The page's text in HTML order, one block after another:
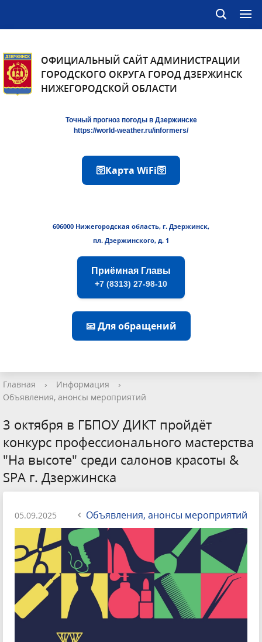
ОФИЦИАЛЬНЫЙ САЙТ АДМИНИСТРАЦИИ
ГОРОДСКОГО ОКРУГА ГОРОД ДЗЕРЖИНСК
НИЖЕГОРОДСКОЙ ОБЛАСТИ
Точный прогноз погоды в Дзержинске
https://world-weather.ru/informers/
🛜Карта WiFi🛜
606000 Нижегородская область, г. Дзержинск,
пл. Дзержинского, д. 1
Приёмная Главы
+7 (8313) 27-98-10
📧 Для обращений
Главная › Информация
›
Объявления, анонсы мероприятий
3 октября в ГБПОУ ДИКТ пройдёт
конкурс профессионального мастерства
"На высоте" среди салонов красоты &
SPA г. Дзержинска
05.09.2025 Объявления, анонсы мероприятий